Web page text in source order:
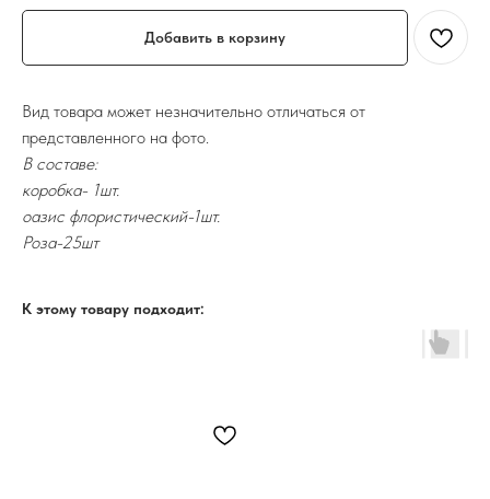
Добавить в корзину
Вид товара может незначительно отличаться от
представленного на фото.
В составе:
коробка- 1шт.
оазис флористический-1шт.
Роза-25шт
К этому товару подходит: